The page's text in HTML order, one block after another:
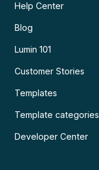
Help Center
Blog
Lumin 101
Customer Stories
Templates
Template categories
Developer Center